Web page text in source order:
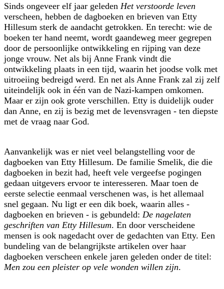
Sinds ongeveer elf jaar geleden Het verstoorde leven
verscheen, hebben de dagboeken en brieven van Etty
Hillesum sterk de aandacht getrokken. En terecht: wie de
boeken ter hand neemt, wordt gaandeweg meer gegrepen
door de persoonlijke ontwikkeling en rijping van deze
jonge vrouw. Net als bij Anne Frank vindt die
ontwikkeling plaats in een tijd, waarin het joodse volk met
uitroeiing bedreigd werd. En net als Anne Frank zal zij zelf
uiteindelijk ook in één van de Nazi-kampen omkomen.
Maar er zijn ook grote verschillen. Etty is duidelijk ouder
dan Anne, en zij is bezig met de levensvragen - ten diepste
met de vraag naar God.
Aanvankelijk was er niet veel belangstelling voor de
dagboeken van Etty Hillesum. De familie Smelik, die die
dagboeken in bezit had, heeft vele vergeefse pogingen
gedaan uitgevers ervoor te interesseren. Maar toen de
eerste selectie eenmaal verschenen was, is het allemaal
snel gegaan. Nu ligt er een dik boek, waarin alles -
dagboeken en brieven - is gebundeld: De nagelaten
geschriften van Etty Hillesum. En door verscheidene
mensen is ook nagedacht over de gedachten van Etty. Een
bundeling van de belangrijkste artikelen over haar
dagboeken verscheen enkele jaren geleden onder de titel:
Men zou een pleister op vele wonden willen zijn.